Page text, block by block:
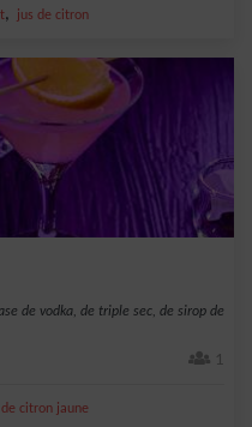
, jus de citron
de vodka, de triple sec, de sirop de
1
de citron jaune